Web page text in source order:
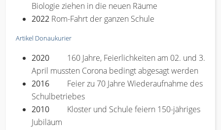
Biologie ziehen in die neuen Räume
2022 Rom-Fahrt der ganzen Schule
Artikel Donaukurier
2020
160 Jahre, Feierlichkeiten am 02. und 3.
April mussten Corona bedingt abgesagt werden
2016 Feier zu 70 Jahre Wiederaufnahme des
Schulbetriebes
2010 Kloster und Schule feiern 150-jähriges
Jubiläum